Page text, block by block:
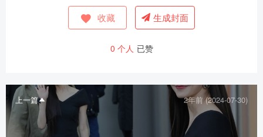
收藏 生成封面
0 个人 已赞
上一篇 2年前 (2024-07-30)